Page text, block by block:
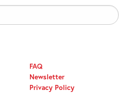
FAQ
Newsletter
Privacy Policy